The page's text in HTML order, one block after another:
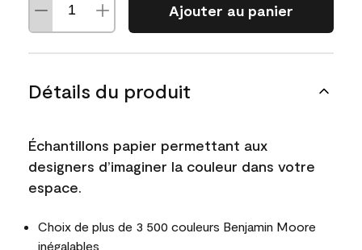
Ajouter au panier
Détails du produit
Échantillons papier permettant aux
designers d’imaginer la couleur dans votre
espace.
Choix de plus de 3 500 couleurs Benjamin Moore
inégalables